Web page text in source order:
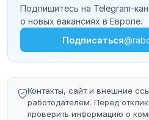
Подпишитесь на Telegram-
о новых вакансиях в Европе.
Подписаться
Контакты, сайт и внешние
работодателем. Перед
проверить информацию о